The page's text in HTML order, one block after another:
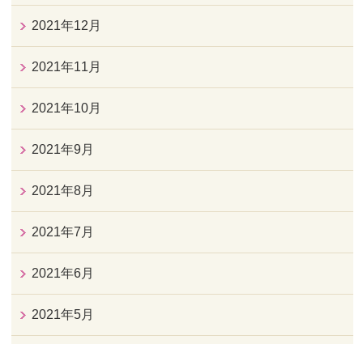
2021年12月
2021年11月
2021年10月
2021年9月
2021年8月
2021年7月
2021年6月
2021年5月